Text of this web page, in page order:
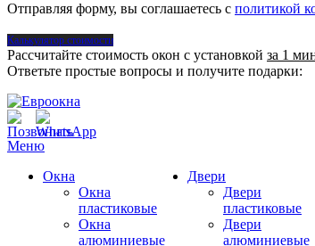
Отправляя форму, вы соглашаетесь с политикой
Калькулятор стоимости
Рассчитайте стоимость окон с установкой за 1
Ответьте простые вопросы и получите подарки:
Меню
Окна
Окна
пластиковые
Окна
алюминиевые
Двери
Двери
пластиковые
Двери
алюминиевые